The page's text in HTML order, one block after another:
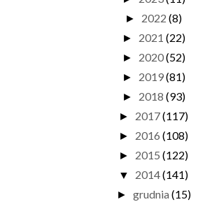
► 2022 (8)
► 2021 (22)
► 2020(52)
► 2019(81)
► 2018 (93)
► 2017(117)
► 2016 (108)
► 2015 (122)
▼ 2014(141)
► grudnia (15)